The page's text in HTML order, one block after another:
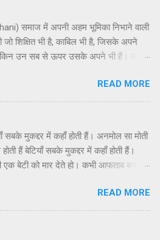
पावन ज्यों गंगा। हर घर में लहराओ तिरंगा।।
समाज में अपनी अहम भूमिका निभाने वाली
जो शिक्षित भी है, काबिल भी है, जिसके अपने
उन सब से ऊपर उसके अपने भी हैं। जो
का हंसते-हंसते बलिदान दे देती है और फिर भी
कुछ अनकहा रह जाता है। मेरा एक छोटा
उस स्त्री के बारे में कुछ कहने का जिसका पूरा
है और जिसे गृहणी कहते हैं। कभी तंगी में कभी
में पाबंदी में कभी घर गृहस्थी के धंधे में कभी
में, ख्वाहिश उसकी झूल गई। अपनों की परवाह
खुद को ही भूल गई। दूर पास के रिश्ते में
हो सस्ते में बच्चों और उनके बस्ते में दिन भर वो
की परवाह करने में, वह खुद खुद को ही
READ MORE
सबके मुकद्दर में कहाँ होती हैं। अनमोल सा मोती
हैं बेटियाँ सबके मुकद्दर में कहाँ होती हैं।
एक बेटी को मार देते हो। कभी आफताब बन 36
खुद अपनी ही जान देती हैं। अनमोल सा
से होती हैं बेटियाँ सबके मुकद्दर में कहाँ होती
में बिक जाते हो कभी उन पर रौब जमाते हो। जो
READ MORE